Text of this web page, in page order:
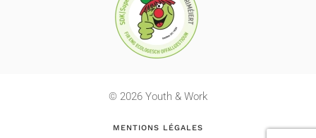
© 2026 Youth & Work
MENTIONS LÉGALES